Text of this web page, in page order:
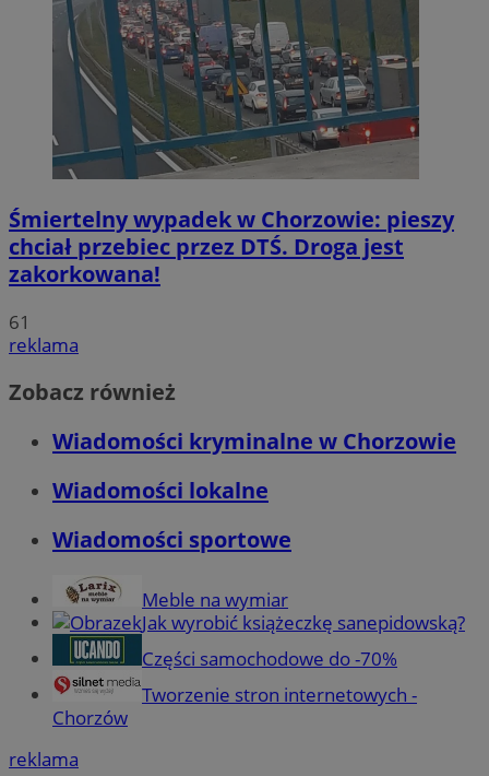
Śmiertelny wypadek w Chorzowie: pieszy
chciał przebiec przez DTŚ. Droga jest
zakorkowana!
61
reklama
Zobacz również
Wiadomości kryminalne w Chorzowie
Wiadomości lokalne
Wiadomości sportowe
Meble na wymiar
Jak wyrobić książeczkę sanepidowską?
Części samochodowe do -70%
Tworzenie stron internetowych -
Chorzów
reklama